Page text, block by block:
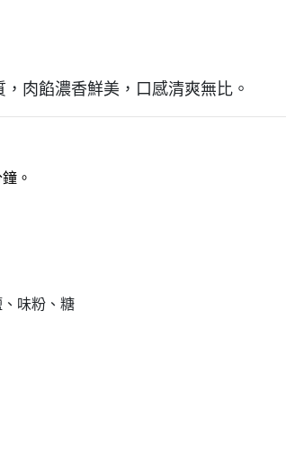
肉餡濃香鮮美，口感清爽無比。
。
味粉、糖